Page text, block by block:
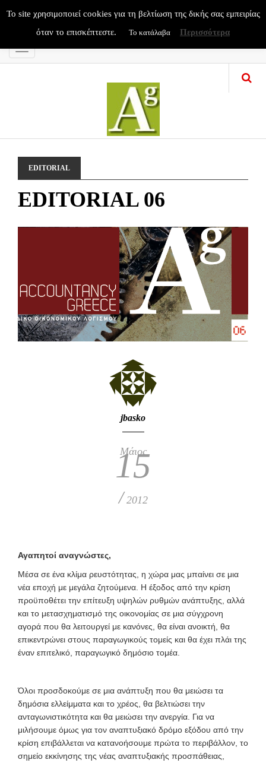
Menu
EDITORIAL
EDITORIAL 06
jbasko
Μάιος
15
/2012
Αγαπητοί αναγνώστες,
Μέσα σε ένα κλίμα ρευστότητας, η χώρα μας μπαίνει σε μια
νέα εποχή με μεγάλα ζητούμενα. Η έξοδος από την κρίση
προϋποθέτει την επίτευξη υψηλών ρυθμών ανάπτυξης, αλλά
και το μετασχηματισμό της οικονομίας σε μια σύγχρονη
αγορά που θα λειτουργεί με κανόνες, θα είναι ανοικτή, θα
επικεντρώνει στους παραγωγικούς τομείς και θα έχει πλάι της
έναν επιτελικό, παραγωγικό δημόσιο τομέα.
Όλοι προσδοκούμε σε μια ανάπτυξη που θα μειώσει τα
δημόσια ελλείμματα και το χρέος, θα βελτιώσει την
ανταγωνιστικότητα και θα μειώσει την ανεργία. Για να
μιλήσουμε όμως για τον αναπτυξιακό δρόμο εξόδου από την
κρίση επιβάλλεται να κατανοήσουμε πρώτα το περιβάλλον, το
σημείο εκκίνησης της νέας αναπτυξιακής προσπάθειας,
To site χρησιμοποιεί cookies για τη βελτίωση της δικής σας εμπειρίας
όταν το επισκέπτεστε.
Το κατάλαβα Περισσότερα